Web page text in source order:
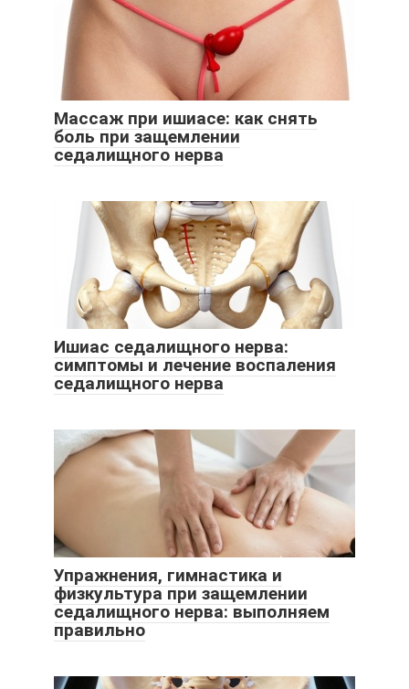
Массаж при ишиасе: как снять
боль при защемлении
седалищного нерва
Ишиас седалищного нерва:
симптомы и лечение воспаления
седалищного нерва
Упражнения, гимнастика и
физкультура при защемлении
седалищного нерва: выполняем
правильно